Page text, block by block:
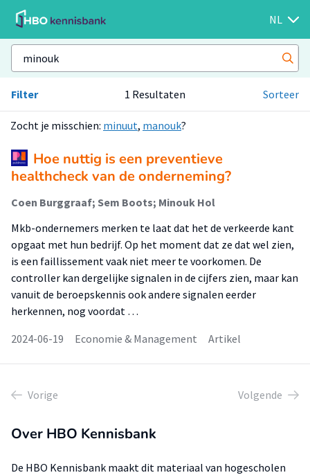
NL
Filter 1 Resultaten Sorteer
Zocht je misschien: minuut, manouk?
Hoe nuttig is een preventieve
healthcheck van de onderneming?
Coen Burggraaf; Sem Boots; Minouk Hol
Mkb-ondernemers merken te laat dat het de verkeerde kant
opgaat met hun bedrijf. Op het moment dat ze dat wel zien,
is een faillissement vaak niet meer te voorkomen. De
controller kan dergelijke signalen in de cijfers zien, maar kan
vanuit de beroepskennis ook andere signalen eerder
herkennen, nog voordat …
2024-06-19
Economie & Management Artikel
Vorige Volgende
Over HBO Kennisbank
De HBO Kennisbank maakt dit materiaal van hogescholen